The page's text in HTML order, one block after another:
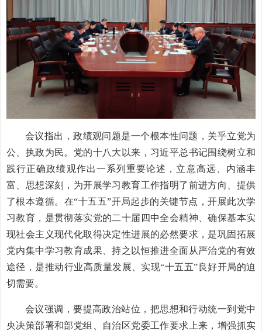
会议指出，政绩观问题是一个根本性问题，关乎立党为
公、执政为民。党的十八大以来，习近平总书记围绕树立和
践行正确政绩观作出一系列重要论述，立意高远、内涵丰
富、思想深刻，为开展学习教育工作指明了前进方向、提供
了根本遵循。在“十五五”开局起步的关键节点，开展此次学
习教育，是贯彻落实党的二十届四中全会精神、确保基本实
现社会主义现代化取得决定性进展的必然要求，是巩固拓展
党内集中学习教育成果、持之以恒推进全面从严治党的有效
途径，是推动行业高质量发展、实现“十五五”良好开局的迫
切需要。
会议强调，要提高政治站位，把思想和行动统一到党中
央决策部署和部党组、自治区党委工作要求上来，增强抓实